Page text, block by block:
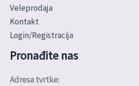
Veleprodaja
Kontakt
Login/Registracija
Pronađite nas
Adresa tvrtke: